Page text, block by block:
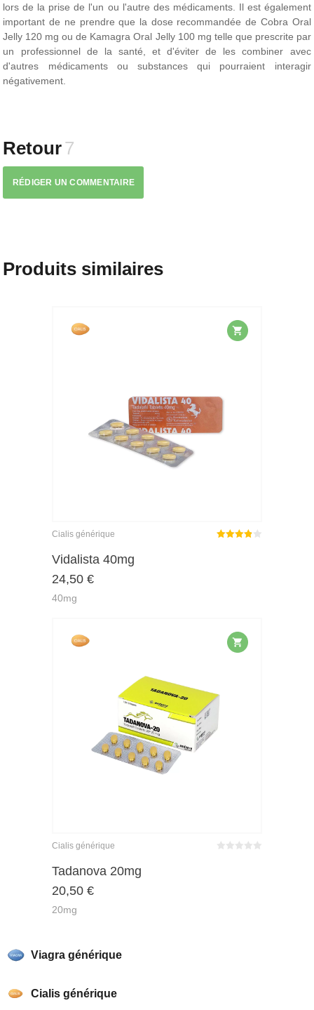
Viagra générique
Cialis générique
lors de la prise de l'un ou l'autre des médicaments. Il est également
important de ne prendre que la dose recommandée de Cobra Oral
Jelly 120 mg ou de Kamagra Oral Jelly 100 mg telle que prescrite par
un professionnel de la santé, et d'éviter de les combiner avec
d'autres médicaments ou substances qui pourraient interagir
négativement.
Retour7
RÉDIGER UN COMMENTAIRE
Produits similaires
Cialis générique
Vidalista 40mg
24,50 €
40mg
Cialis générique
Tadanova 20mg
20,50 €
20mg